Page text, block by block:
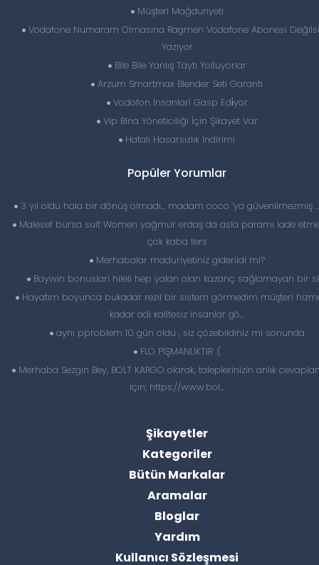
Müşteri Mağduriyeti
Vodafone Numaram Olmasına Ragmen Vodafone Abonesi
Yazıyor
Bile Bile Yanlış Taytı Yolluyorlar
Arzum Smartmax Blender Seti Garanti
Vodofon İnsanlari Gasp Edi̇yor
Vip Bina Yöneticiliği İçin Şikayet Var
Hatalı Hasarsızlık İndirimi
Popüler Yorumlar
3 yıl oldu hala bir dönüş olmadı… madam coco ‘ya güvenilmezmiş
Malesef bursa suit Women yağmur erdaş da asla paramı iade
çok kaba ters
Merhabalar maduriyetiniz giderildi mi?
Baywin bonuslari hileli hep yalan olan kazanç sağlamayan bir
Hayatım boyunca bukadar rezil bir sistem görmedim müşteri
kadar adi kalitesiz insanlar gö...
aynı pproblem 10 gün oldu , siz çözebildiniz mi sonunda
FLO PİŞMANLIKTIR :(
Merhaba Sezgin Bey, BOLT KARGO olarak, taleplerinizin anlık
için; https://www.bol...
Şikayetler
Kategoriler
Bütün Markalar
Aramalar
Bloglar
Yardım
Kullanıcı Sözleşmesi